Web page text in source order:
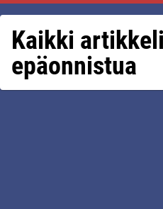
Kaikki
epäonnistua